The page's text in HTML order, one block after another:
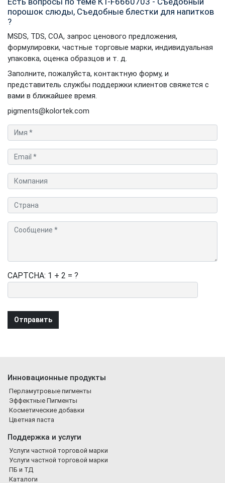
порошок слюды, Съедобные блестки для напитков
?
MSDS, TDS, COA, запрос ценового предложения,
формулировки, частные торговые марки, индивидуальная
упаковка, оценка образцов и т. д.
Заполните, пожалуйста, контактную форму, и
представитель службы поддержки клиентов свяжется с
вами в ближайшее время.
pigments@kolortek.com
CAPTCHA: 1 + 2 = ?
Инновационные продукты
Перламутровые пигменты
Эффектные Пигменты
Косметические добавки
Цветная паста
Поддержка и услуги
Услуги частной торговой марки
Услуги частной торговой марки
ПБ и ТД
Каталоги